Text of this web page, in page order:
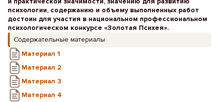
психологии, содержанию и объему выполненных работ
достоин для участия в национальном профессиональном
психологическом конкурсе «Золотая Психея».
Содержательные материалы
Материал 1
Материал 2
Материал 3
Материал 4